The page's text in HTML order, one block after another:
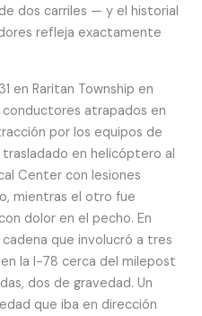
dos carriles — y el historial
refleja exactamente
en Raritan Township en
atrapados en
por los equipos de
en helicóptero al
Center con lesiones
mientras el otro fue
dolor en el pecho. En
que involucró a tres
la I-78 cerca del milepost
dos de gravedad. Un
que iba en dirección